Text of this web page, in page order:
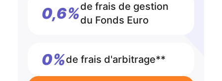
0,6%de frais de gestion
du Fonds Euro
0%de frais d'arbitrage**